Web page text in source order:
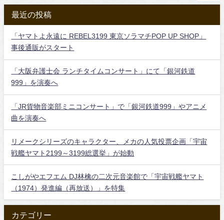
最近の投稿
「ヤマトよ永遠に REBEL3199 東京ソラマチPOP UP SHOP」
事後通販がスタート
「大阪弁護士会 ランチタイムコンサート」にて「銀河鉄道
999」を演奏へ
「JR貨物音楽部ミニコンサート」で「銀河鉄道999」やアニメ
曲を演奏へ
リメークシリーズのキャラクター、メカの人気投票企画「宇宙
戦艦ヤマト2199～3199総選挙」が始動
こしがやエフエム DJ林檎の二次元音楽館で「宇宙戦艦ヤマト
（1974）発進編（再放送）」を特集
カテゴリー